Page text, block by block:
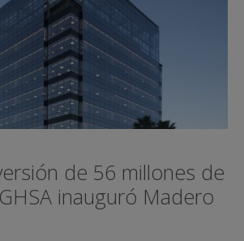
de 56 millones de
inauguró Madero